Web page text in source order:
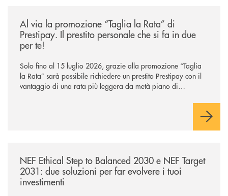
Al via la promozione “Taglia la Rata” di
Prestipay. Il prestito personale che si fa in due
per te!
Solo fino al 15 luglio 2026, grazie alla promozione “Taglia
la Rata” sarà possibile richiedere un prestito Prestipay con il
vantaggio di una rata più leggera da metà piano di
NEF Ethical Step to Balanced 2030 e NEF Target
2031: due soluzioni per far evolvere i tuoi
investimenti